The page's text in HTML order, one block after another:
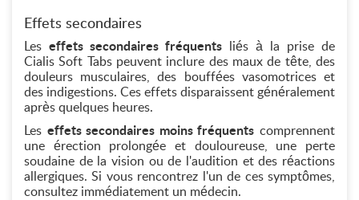
Effets secondaires
Les effets secondaires fréquents liés à la prise de
Cialis Soft Tabs peuvent inclure des maux de tête, des
douleurs musculaires, des bouffées vasomotrices et
des indigestions. Ces effets disparaissent généralement
après quelques heures.
Les effets secondaires moins fréquents comprennent
une érection prolongée et douloureuse, une perte
soudaine de la vision ou de l'audition et des réactions
allergiques. Si vous rencontrez l'un de ces symptômes,
consultez immédiatement un médecin.